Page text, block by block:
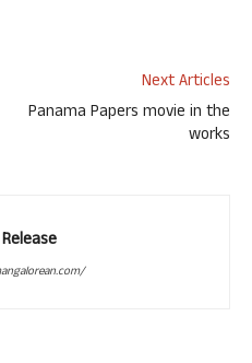
Next Articles
Panama Papers movie in the
works